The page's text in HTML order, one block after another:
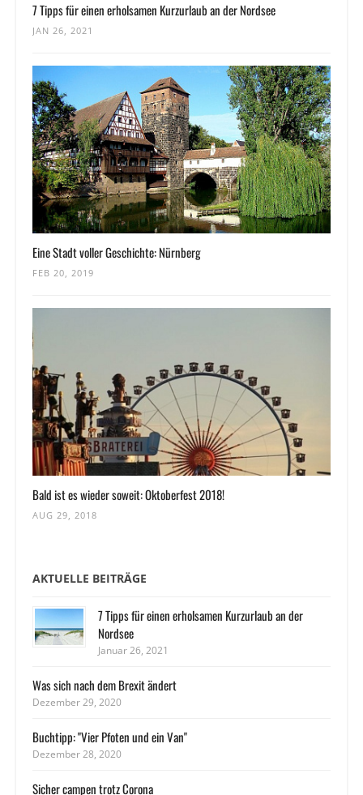
7 Tipps für einen erholsamen Kurzurlaub an der Nordsee
JAN 26, 2021
Eine Stadt voller Geschichte: Nürnberg
FEB 20, 2019
Bald ist es wieder soweit: Oktoberfest 2018!
AUG 29, 2018
AKTUELLE BEITRÄGE
7 Tipps für einen erholsamen Kurzurlaub an der
Nordsee
Januar 26, 2021
Was sich nach dem Brexit ändert
Dezember 29, 2020
Buchtipp: "Vier Pfoten und ein Van"
Dezember 28, 2020
Sicher campen trotz Corona